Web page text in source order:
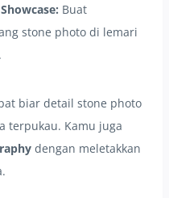
Buat
stone photo di lemari
biar detail stone photo
terpukau. Kamu juga
dengan meletakkan